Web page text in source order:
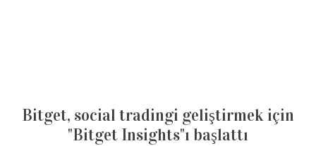
Bitget, social tradingi geliştirmek için
"Bitget Insights"ı başlattı